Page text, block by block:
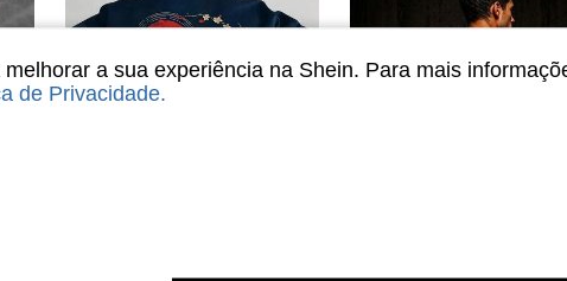
a sua experiência na Shein. Para mais
de Privacidade.